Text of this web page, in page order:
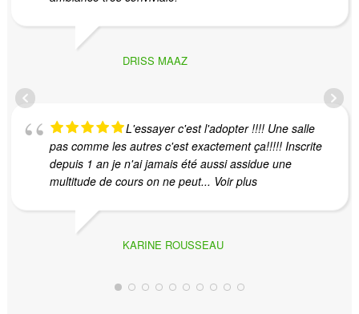
DRISS MAAZ
L'essayer c'est l'adopter !!!! Une salle
pas comme les autres c'est exactement ça!!!!! Inscrite
depuis 1 an je n'ai jamais été aussi assidue une
multitude de cours on ne peut... Voir plus
KARINE ROUSSEAU